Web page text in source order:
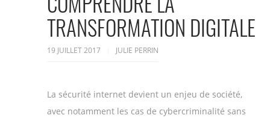
TRANSFORMATION DIGITALE
19 JUILLET 2017 JULIE PERRIN
La sécurité internet devient un enjeu de société,
avec notamment les cas de cybercriminalité sans